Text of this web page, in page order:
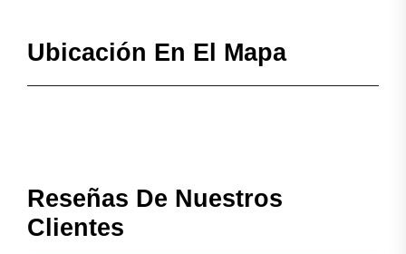
Ubicación En El Mapa
Reseñas De Nuestros
Clientes